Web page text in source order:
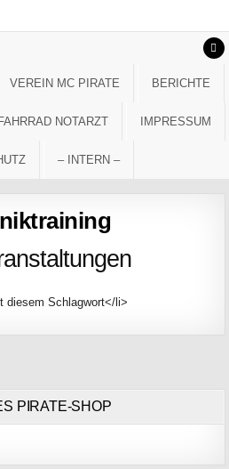
VEREIN MC PIRATE BERICHTE
FAHRRAD NOTARZT IMPRESSUM
– INTERN –
diesem Schlagwort</li>
PIRATE-SHOP